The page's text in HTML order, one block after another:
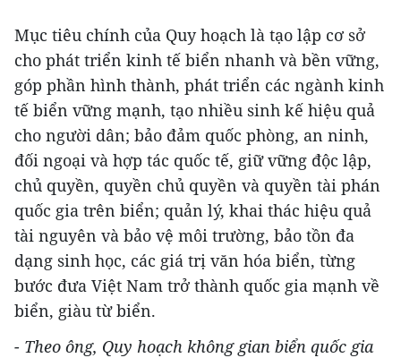
Mục tiêu chính của Quy hoạch là tạo lập cơ sở
cho phát triển kinh tế biển nhanh và bền vững,
góp phần hình thành, phát triển các ngành kinh
tế biển vững mạnh, tạo nhiều sinh kế hiệu quả
cho người dân; bảo đảm quốc phòng, an ninh,
đối ngoại và hợp tác quốc tế, giữ vững độc lập,
chủ quyền, quyền chủ quyền và quyền tài phán
quốc gia trên biển; quản lý, khai thác hiệu quả
tài nguyên và bảo vệ môi trường, bảo tồn đa
dạng sinh học, các giá trị văn hóa biển, từng
bước đưa Việt Nam trở thành quốc gia mạnh về
biển, giàu từ biển.
- Theo ông, Quy hoạch không gian biển quốc gia